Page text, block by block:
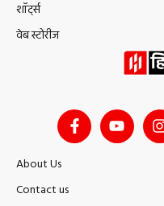
शॉर्ट्स
वेब स्टोरीज
About Us
Contact us